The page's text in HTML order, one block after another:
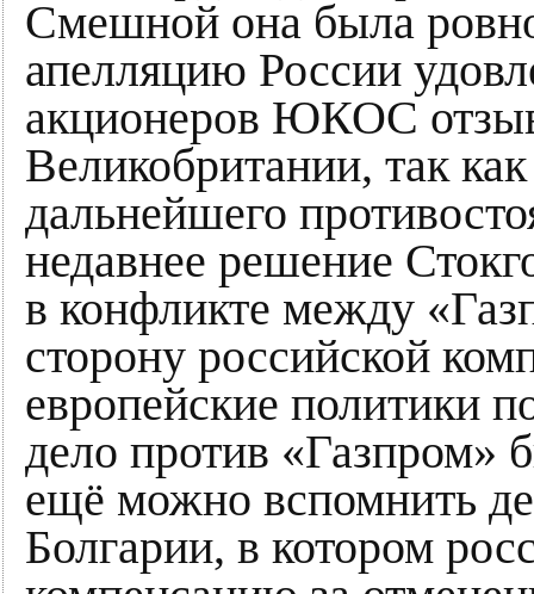
Смешной она была
апелляцию России
акционеров ЮКОС
Великобритании, так
дальнейшего
недавнее решение
в конфликте между
сторону российской
европейские политики
дело против «Газпром»
ещё можно вспомнить
Болгарии, в котором